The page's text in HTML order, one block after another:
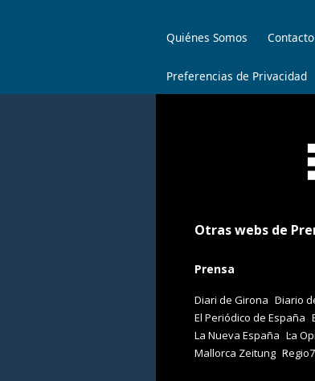
Quiénes Somos Contacto
Preferencias de Privacidad
Otras webs de
Prensa
Diari de Girona Diario
El Periódico de España
La Nueva España La
Mallorca Zeitung Regio7